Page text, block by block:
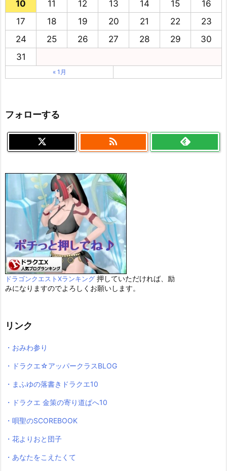
10
11 12 13 14 15
16
17
18 19 20 21 22
23
24
25 26 27 28 29
30
31
« 1月
フォローする

ドラゴンクエストXランキング 押していただければ、励
みになりますのでよろしくお願いします。
リンク
・おみわ参り
・ドラクエ☆アッパークラスBLOG
・まふゆの落書きドラクエ10
・ドラクエ 金策の寄り道ぱへ10
・唄聖のSCOREBOOK
・花よりおと団子
・あなたをこえたくて